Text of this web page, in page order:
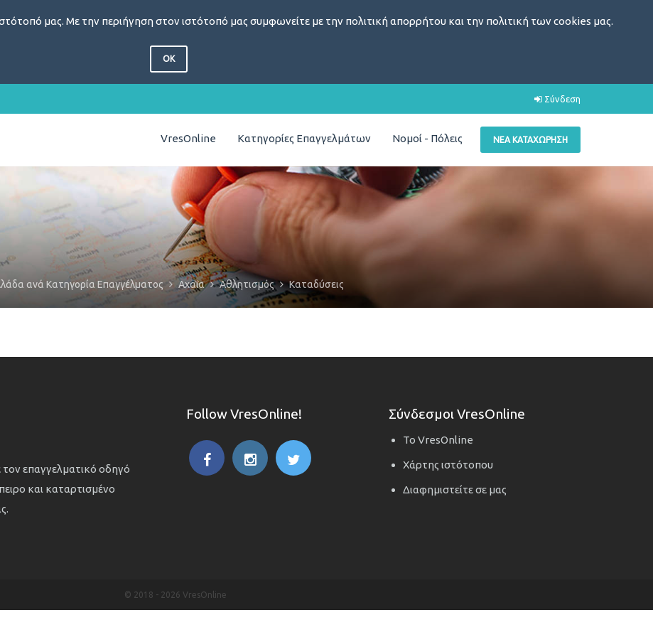
μας. Με την περιήγηση στον ιστότοπό μας συμφωνείτε με την πολιτική απορρήτου και την πολιτική των cookies μας.
OK
Σύνδεση
ΝΈΑ ΚΑΤΑΧΏΡΗΣΗ
VresOnline Κατηγορίες Επαγγελμάτων Νομοί - Πόλεις
ανά Κατηγορία Επαγγέλματος Αχαΐα Αθλητισμός Καταδύσεις
τον επαγγελματικό οδηγό
και καταρτισμένο
Follow VresOnline! Σύνδεσμοι VresOnline
Το VresOnline
Χάρτης ιστότοπου
Διαφημιστείτε σε μας
© 2018 - 2026 VresOnline